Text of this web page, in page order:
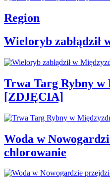
Region
Wieloryb zabłądził
Trwa Targ Rybny
[ZDJĘCIA]
Woda w
chlorowanie